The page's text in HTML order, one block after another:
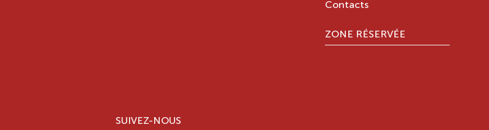
Contacts
ZONE RÉSERVÉE
SUIVEZ-NOUS